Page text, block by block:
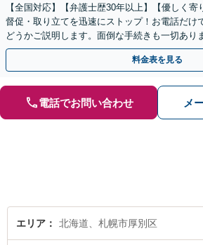
【全国対応】【弁護士歴30年以上】【優しく
督促・取り立てを迅速にストップ！お電話だけ
どうかご説明します。面倒な手続きも一切あり
まず、お気軽にご相談ください。【電話相談可
料金表を見る
電話でお問い合わせ メ
エリア 北海道、札幌市厚別区